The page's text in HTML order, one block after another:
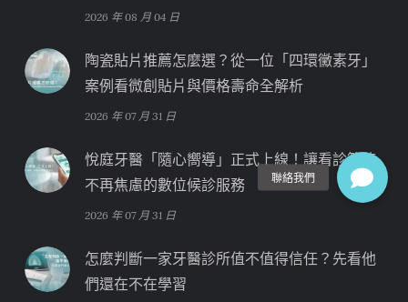
2026 年 08 月 04 日
陶瓷貼片推薦怎麼選？從一位「四環黴素牙」
案例看微創貼片與價格壽命全解析
2026 年 07 月 31 日
悅庭牙醫「隨心嚮導」正式上線！讓看診等待
不再焦慮的數位候診服務
2026 年 07 月 31 日
怎麼判斷一家牙醫診所值不值得信任？先看他
們還在不在學習